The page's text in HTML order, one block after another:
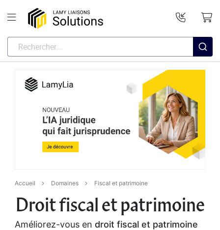
Accueil Domaines Fiscal et patrimoine
Droit fiscal et patrimoine
Améliorez-vous en droit fiscal et patrimoine